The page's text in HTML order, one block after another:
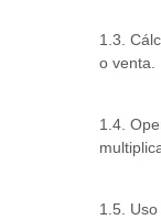
1.3.
o venta.
1.4.
1.5.